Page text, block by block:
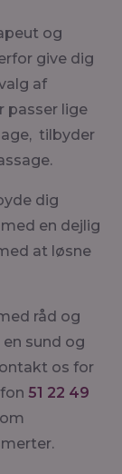
og
give dig
af
passer lige
tilbyder
dig
en dejlig
at løsne
råd og
sund og
os for
51 22 49